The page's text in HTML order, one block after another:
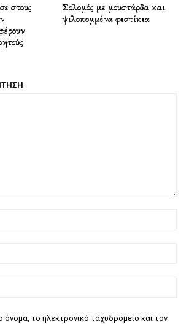
στους
Σολομός με μουστάρδα και
ψιλοκομμένα φιστίκια
το ηλεκτρονικό ταχυδρομείο και τον